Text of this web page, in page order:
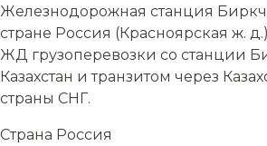
Железнодорожная станция
стране Россия (Красноярская ж.
ЖД грузоперевозки со станции
Казахстан и транзитом через
страны СНГ.
Страна Россия